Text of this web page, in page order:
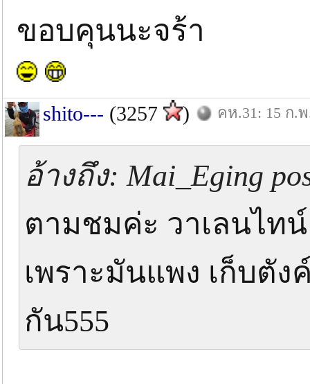
ขอบคุนนะจร้า
shito--- (3257 ) คห.31: 15 ก.
อ้างถึง: Mai_Eging
ตามชมค่ะ วาเลนไท
เพราะมันแพง เก็บตั
กัน555